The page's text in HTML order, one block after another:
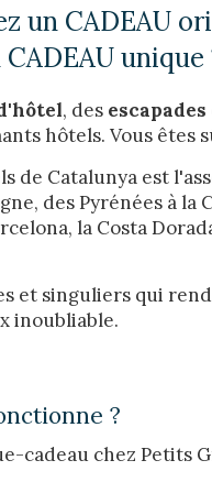
un CADEAU
unique
, des escapades
hôtels. Vous êtes
de Catalunya est
des Pyrénées à la
la Costa
et singuliers qui
inoubliable.
?
cadeau chez Petits
Ce
telle
Ils
Web
site